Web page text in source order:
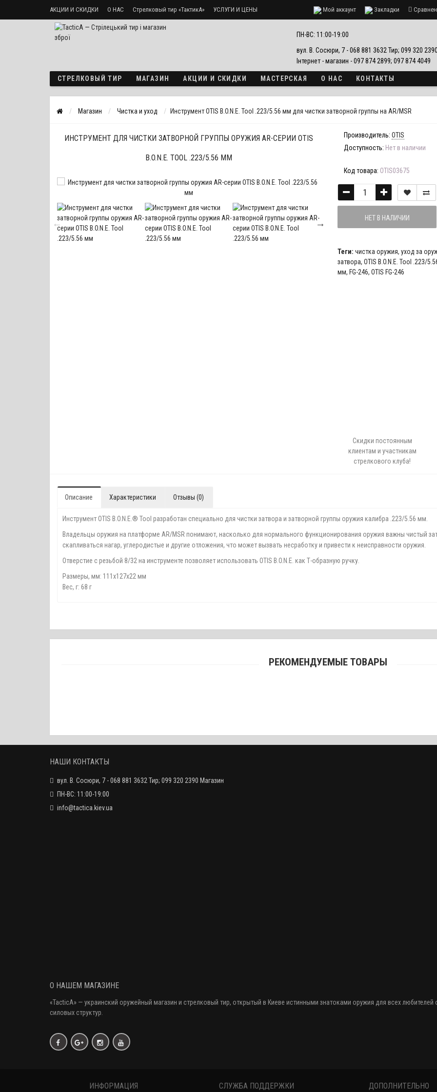
АКЦИИ И СКИДКИ О НАС Стрелковый тир «ТактикА» УСЛУГИ И ЦЕНЫ
Доставка и оплата Политика безопасности
Мой аккаунт Закладки
ПН-ВС: 11:00-19:00
вул. В. Сосюри, 7 - 068 881 3632 Тир; 099 320
Інтернет - магазин - 097 874 2899; 097 874 4049
СТРЕЛКОВЫЙ ТИР МАГАЗИН АКЦИИ И СКИДКИ МАСТЕРСКАЯ О НАС КОНТАКТЫ
Магазин Чистка и уход Инструмент OTIS B.O.N.E. Tool .223/5.56 мм для чистки затворной группы на AR/MSR
ИНСТРУМЕНТ ДЛЯ ЧИСТКИ ЗАТВОРНОЙ ГРУППЫ ОРУЖИЯ AR-СЕРИИ OTIS
B.O.N.E. TOOL .223/5.56 ММ
Производитель: OTIS
Доступность: Нет в наличии
Код товара: OTIS03675
НЕТ В НАЛИЧИИ
Теги: чистка оружия, уход за
затвора, OTIS B.O.N.E. Tool .223/
мм, FG-246, OTIS FG-246
Скидки постоянным
клиентам и участникам
стрелкового клуба!
Описание Характеристики Отзывы (0)
Инструмент OTIS B.O.N.E.® Tool разработан специально для чистки затвора и затворной группы оружия калибра .223/5.56 мм.
Владельцы оружия на платформе AR/MSR понимают, насколько для нормального функционирования оружия важны чистый
скапливаться нагар, углеродистые и другие отложения, что может вызвать несработку и привести к неисправности оружия.
Отверстие с резьбой 8/32 на инструменте позволяет использовать OTIS B.O.N.E. как Т-образную ручку.
Размеры, мм: 111x127x22 мм
Вес, г: 68 г
РЕКОМЕНДУЕМЫЕ ТОВАРЫ
НАШИ КОНТАКТЫ
вул. В. Сосюри, 7 - 068 881 3632 Тир; 099 320 2390 Магазин
ПН-ВС: 11:00-19:00
info@tactica.kiev.ua
О НАШЕМ МАГАЗИНЕ
«TacticA» — украинский оружейный магазин и стрелковый тир, открытый в Киеве истинными знатоками оружия для всех любителей
силовых структур.
ИНФОРМАЦИЯ СЛУЖБА ПОДДЕРЖКИ ДОПОЛНИТЕЛЬНО